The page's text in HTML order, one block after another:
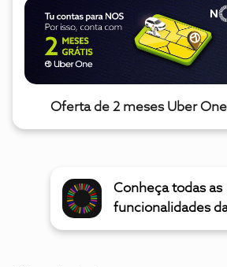
Oferta de 2 meses Uber One
Conheça todas as
funcionalidades